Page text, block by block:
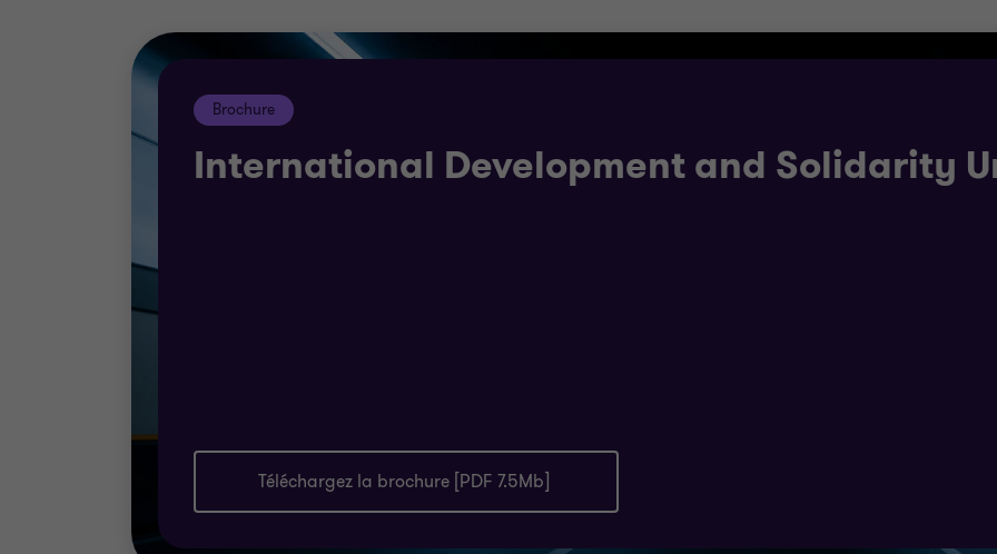
Brochure
International Development and Solidarity
Téléchargez la brochure [PDF 7.5Mb]